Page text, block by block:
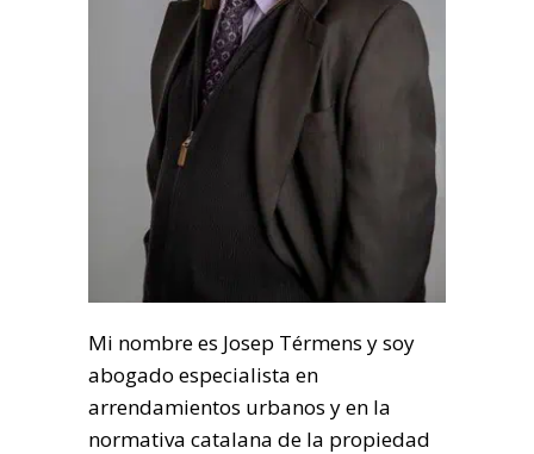
Mi nombre es Josep Térmens y soy
abogado especialista en
arrendamientos urbanos y en la
normativa catalana de la propiedad